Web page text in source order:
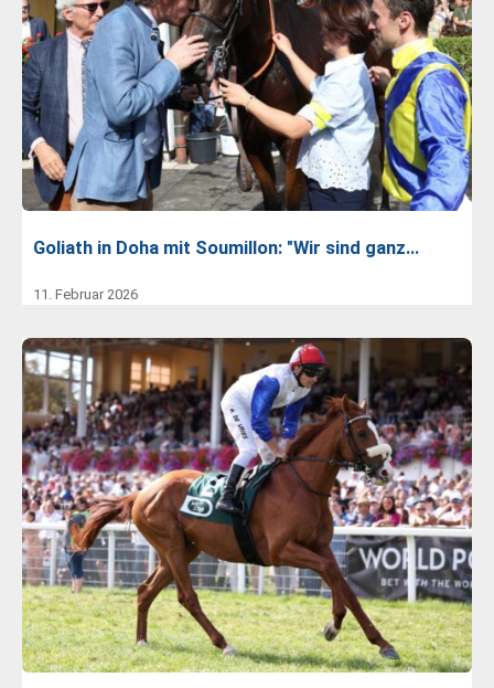
Goliath in Doha mit Soumillon: "Wir sind ganz…
11. Februar 2026